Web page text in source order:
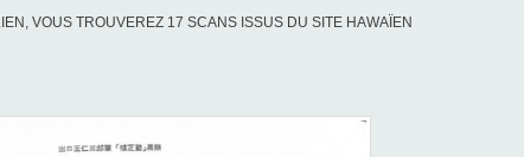
VOUS TROUVEREZ 17 SCANS ISSUS DU SITE HAWAÏEN